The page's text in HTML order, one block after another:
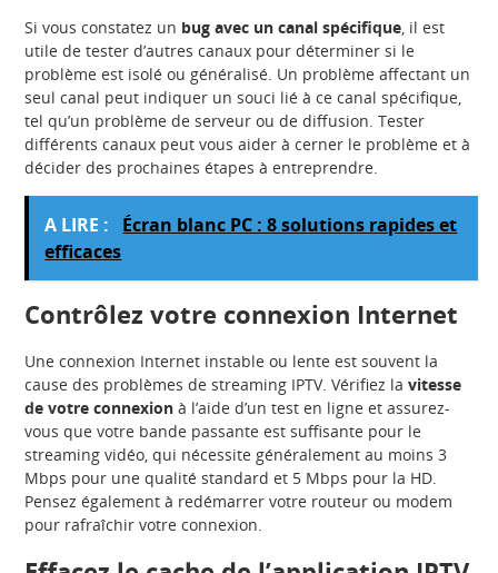
Si vous constatez un bug avec un canal spécifique, il est
utile de tester d’autres canaux pour déterminer si le
problème est isolé ou généralisé. Un problème affectant un
seul canal peut indiquer un souci lié à ce canal spécifique,
tel qu’un problème de serveur ou de diffusion. Tester
différents canaux peut vous aider à cerner le problème et à
décider des prochaines étapes à entreprendre.
A LIRE :
Écran blanc PC : 8 solutions rapides et
efficaces
Contrôlez votre connexion Internet
Une connexion Internet instable ou lente est souvent la
cause des problèmes de streaming IPTV. Vérifiez lavitesse
de votre connexion à l’aide d’un test en ligne et assurez-
vous que votre bande passante est suffisante pour le
streaming vidéo, qui nécessite généralement au moins 3
Mbps pour une qualité standard et 5 Mbps pour la HD.
Pensez également à redémarrer votre routeur ou modem
pour rafraîchir votre connexion.